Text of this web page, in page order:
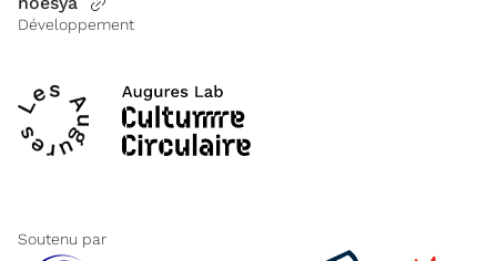
Développement
Soutenu par